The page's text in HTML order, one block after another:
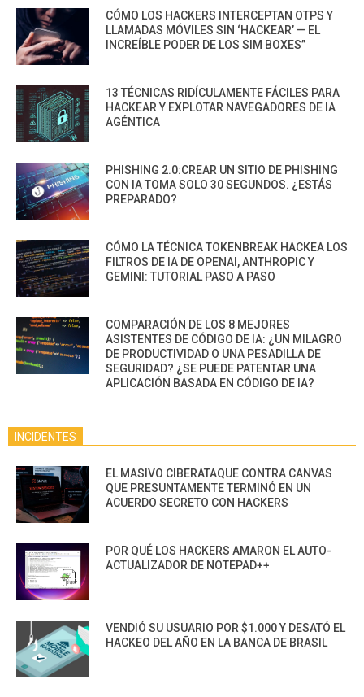
CÓMO LOS HACKERS INTERCEPTAN OTPS Y
LLAMADAS MÓVILES SIN ‘HACKEAR’ — EL
INCREÍBLE PODER DE LOS SIM BOXES”
13 TÉCNICAS RIDÍCULAMENTE FÁCILES PARA
HACKEAR Y EXPLOTAR NAVEGADORES DE IA
AGÉNTICA
PHISHING 2.0:CREAR UN SITIO DE PHISHING
CON IA TOMA SOLO 30 SEGUNDOS. ¿ESTÁS
PREPARADO?
CÓMO LA TÉCNICA TOKENBREAK HACKEA LOS
FILTROS DE IA DE OPENAI, ANTHROPIC Y
GEMINI: TUTORIAL PASO A PASO
COMPARACIÓN DE LOS 8 MEJORES
ASISTENTES DE CÓDIGO DE IA: ¿UN MILAGRO
DE PRODUCTIVIDAD O UNA PESADILLA DE
SEGURIDAD? ¿SE PUEDE PATENTAR UNA
APLICACIÓN BASADA EN CÓDIGO DE IA?
INCIDENTES
EL MASIVO CIBERATAQUE CONTRA CANVAS
QUE PRESUNTAMENTE TERMINÓ EN UN
ACUERDO SECRETO CON HACKERS
POR QUÉ LOS HACKERS AMARON EL AUTO-
ACTUALIZADOR DE NOTEPAD++
VENDIÓ SU USUARIO POR $1.000 Y DESATÓ EL
HACKEO DEL AÑO EN LA BANCA DE BRASIL